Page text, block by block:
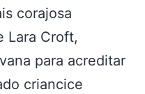
corajosa
Lara Croft,
para acreditar
criancice